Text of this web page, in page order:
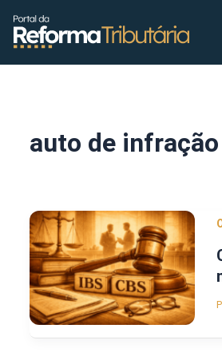
conteúdo
auto de infração